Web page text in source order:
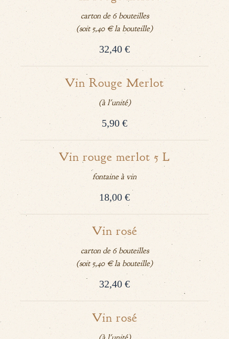
carton de 6 bouteilles
(soit 5,40 € la bouteille)
32,40 €
Vin Rouge Merlot
(à l'unité)
5,90 €
Vin rouge merlot 5 L
fontaine à vin
18,00 €
Vin rosé
carton de 6 bouteilles
(soit 5,40 € la bouteille)
32,40 €
Vin rosé